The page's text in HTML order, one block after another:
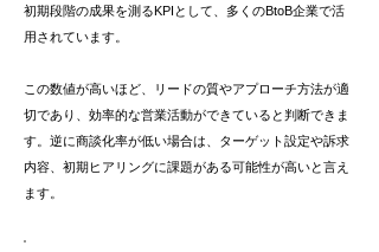
初期段階の成果を測るKPIとして、多くのBtoB企業で活
用されています。
この数値が高いほど、リードの質やアプローチ方法が適
切であり、効率的な営業活動ができていると判断できま
す。逆に商談化率が低い場合は、ターゲット設定や訴求
内容、初期ヒアリングに課題がある可能性が高いと言え
ます。